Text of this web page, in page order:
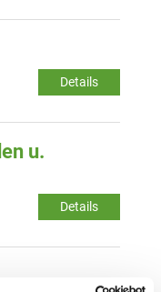
Details
u.
Details